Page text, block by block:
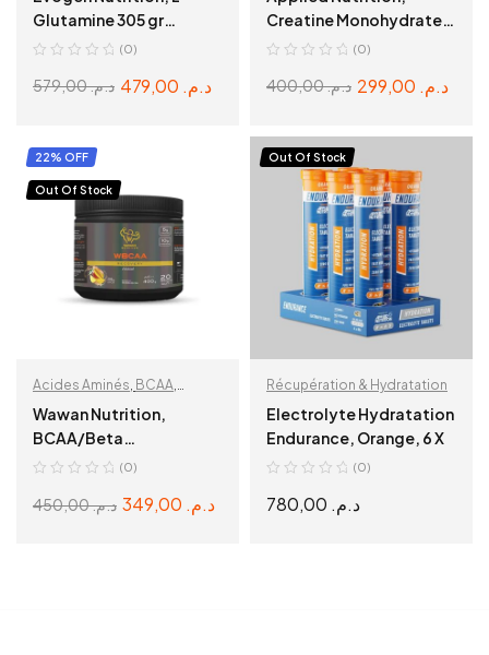
Glutamine 305 gr
Unflavoured(0)
د.م.579,00 د.م.
READ MORE
Récupération & Hydratation
Creatine Monohydrates,
250 g, 50 Servings
(0)
د.م.400,00 د.م.
ADD TO CART
22% OFF
Out Of Stock
Acides Aminés BCAA
Récupération & Hydratation
Wawan Nutrition,
BCAA/Beta
Alanine/Glutamine,
(0)
د.م.450,00 د.م.
Out Of Stock
Récupération & Hydratation
Electrolyte Hydratation
Endurance, Orange, 6 X
(0)
د.م.